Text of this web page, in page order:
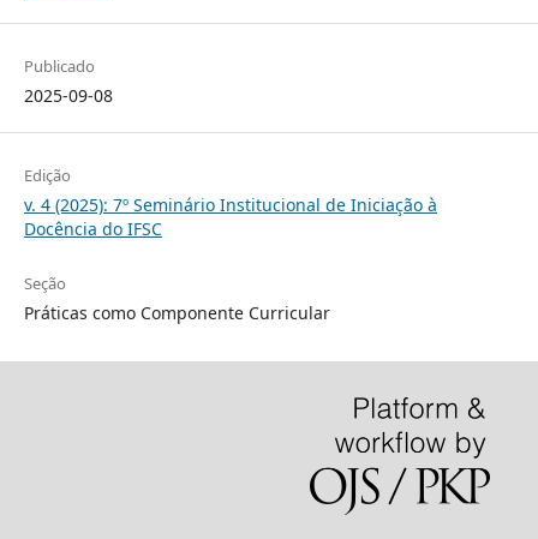
Publicado
2025-09-08
Edição
v. 4 (2025): 7º Seminário Institucional de Iniciação à
Docência do IFSC
Seção
Práticas como Componente Curricular